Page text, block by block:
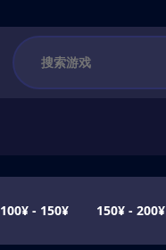
100¥ - 150¥ 150¥ - 200¥